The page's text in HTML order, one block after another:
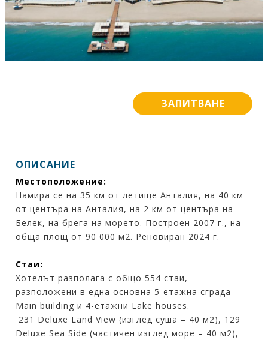
ИСКАМ ДА НАУЧА ПОВЕЧЕ ....
КОНТАКТИ
ЗАПИТВАНЕ
ОПИСАНИЕ
Местоположение:
Намира се на 35 км от летище Анталия, на 40 км
от центъра на Анталия, на 2 км от центъра на
Белек, на брега на морето. Построен 2007 г., на
обща площ от 90 000 м2. Реновиран 2024 г.
Стаи:
Хотелът разполага с общо 554 стаи,
разположени в една основна 5-етажна сграда
Main building и 4-етажни Lake houses.
231 Deluxe Land View (изглед суша – 40 м2), 129
Deluxe Sea Side (частичен изглед море – 40 м2),